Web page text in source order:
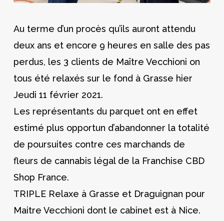
Au terme d’un procès qu’ils auront attendu
deux ans et encore 9 heures en salle des pas
perdus, les 3 clients de Maître Vecchioni on
tous été relaxés sur le fond à Grasse hier
Jeudi 11 février 2021.
Les représentants du parquet ont en effet
estimé plus opportun d’abandonner la totalité
de poursuites contre ces marchands de
fleurs de cannabis légal de la Franchise CBD
Shop France.
TRIPLE Relaxe à Grasse et Draguignan pour
Maitre Vecchioni dont le cabinet est à Nice.